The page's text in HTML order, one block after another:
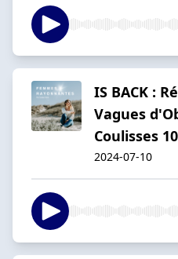
IS BACK :
Vagues
Coulisses
2024-07-10